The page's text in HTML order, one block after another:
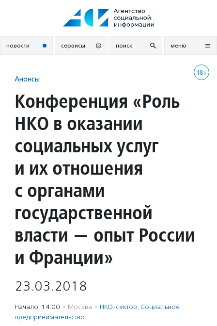
новости сервисы поиск меню
18+
Анонсы
Конференция «Роль
НКО в оказании
социальных услуг
и их отношения
с органами
государственной
власти — опыт России
и Франции»
23.03.2018
Начало: 14:00 · Москва · НКО-сектор, Социальное
предпри­нима­тель­ство